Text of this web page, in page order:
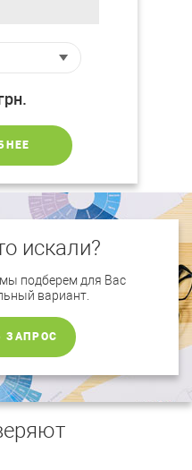
искали?
подберем для Вас
вариант.
ЗАПРОС